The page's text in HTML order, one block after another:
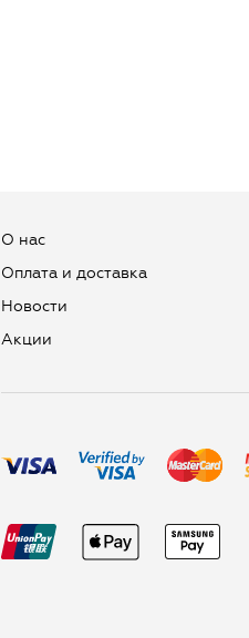
О нас
Оплата и доставка
Новости
Aкции